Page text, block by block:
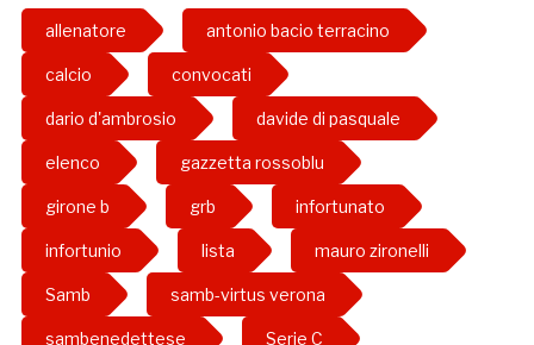
allenatore antonio bacio terracino
calcio convocati
dario d'ambrosio davide di pasquale
elenco gazzetta rossoblu
girone b grb infortunato
infortunio lista mauro zironelli
Samb samb-virtus verona
sambenedettese Serie C